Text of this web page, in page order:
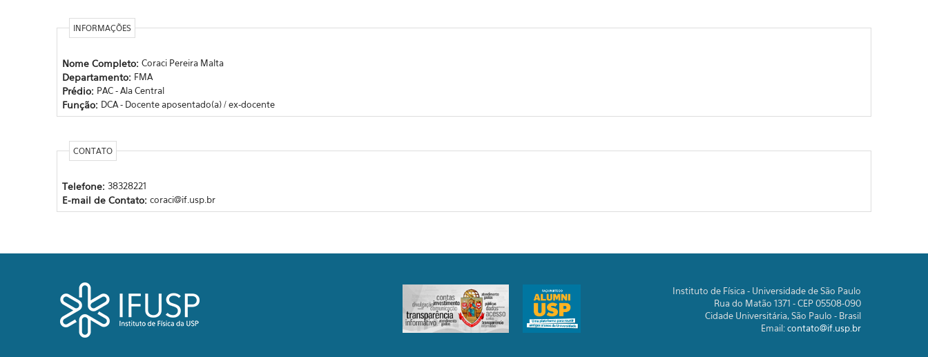
INFORMAÇÕES
Nome Completo: Coraci Pereira Malta
Departamento: FMA
Prédio: PAC - Ala Central
Função: DCA - Docente aposentado(a) / ex-docente
CONTATO
Telefone: 38328221
E-mail de Contato: coraci@if.usp.br
Instituto de Física - Universidade de São Paulo
Rua do Matão 1371 - CEP 05508-090
Cidade Universitária, São Paulo - Brasil
Email:contato@if.usp.br